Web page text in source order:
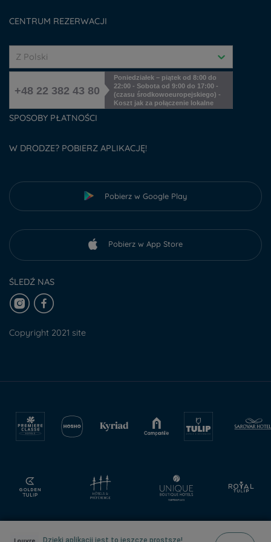
CENTRUM REZERWACJI
Z Polski
+48 22 382 43 80
Poniedziałek – piątek od 8:00 do
22:00 - Sobota od 9:00 do 17:00 -
(czasu środkowoeuropejskiego) -
Koszt jak za połączenie lokalne
SPOSOBY PŁATNOŚCI
W DRODZE? POBIERZ APLIKACJĘ!
Pobierz w Google Play
Pobierz w App Store
ŚLEDŹ NAS
Copyright 2021 site